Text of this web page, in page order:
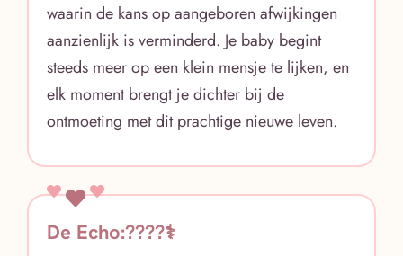
waarin de kans op aangeboren afwijkingen
aanzienlijk is verminderd. Je baby begint
steeds meer op een klein mensje te lijken, en
elk moment brengt je dichter bij de
ontmoeting met dit prachtige nieuwe leven.
De Echo:????‍⚕️